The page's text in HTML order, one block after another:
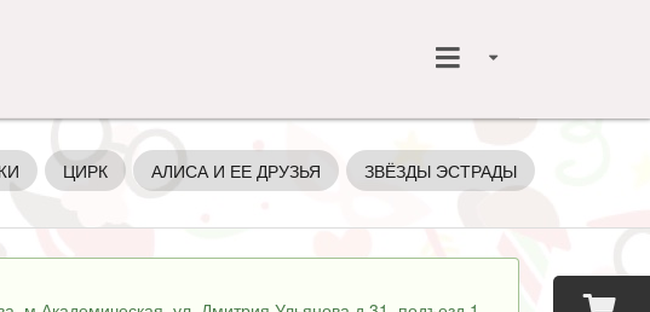
ЦИРК АЛИСА И ЕЕ ДРУЗЬЯ ЗВЁЗДЫ ЭСТРАДЫ